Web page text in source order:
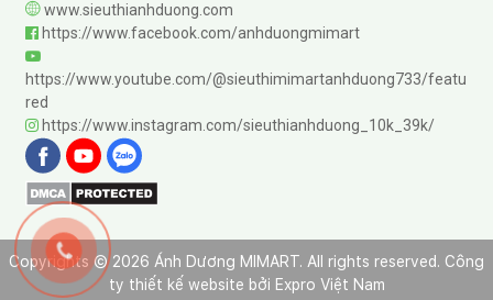
www.sieuthianhduong.com
https://www.facebook.com/anhduongmimart
https://www.youtube.com/@sieuthimimartanhduong733/featu
red
https://www.instagram.com/sieuthianhduong_10k_39k/
Copyrights © 2026 Ánh Dương MIMART. All rights reserved. Công
ty thiết kế website bởi Expro Việt Nam